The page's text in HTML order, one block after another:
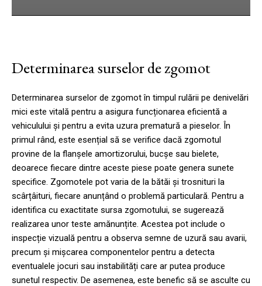
Determinarea surselor de zgomot
Determinarea surselor de zgomot în timpul rulării pe denivelări
mici este vitală pentru a asigura funcționarea eficientă a
vehiculului și pentru a evita uzura prematură a pieselor. În
primul rând, este esențial să se verifice dacă zgomotul
provine de la flanșele amortizorului, bucșe sau bielete,
deoarece fiecare dintre aceste piese poate genera sunete
specifice. Zgomotele pot varia de la bătăi și trosnituri la
scârțâituri, fiecare anunțând o problemă particulară. Pentru a
identifica cu exactitate sursa zgomotului, se sugerează
realizarea unor teste amănunțite. Acestea pot include o
inspecție vizuală pentru a observa semne de uzură sau avarii,
precum și mișcarea componentelor pentru a detecta
eventualele jocuri sau instabilități care ar putea produce
sunetul respectiv. De asemenea, este benefic să se asculte cu